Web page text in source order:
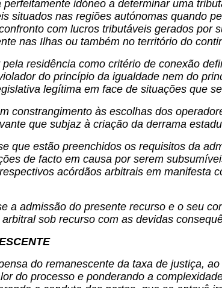
perfeitamente idóneo a determinar uma
situados nas regiões autónomas quando
com lucros tributáveis gerados por
nas Ilhas ou também no território do
residência como critério de conexão
do princípio da igualdade nem do
legítima em face de situações que
constrangimento às escolhas dos
que subjaz à criação da derrama
que estão preenchidos os requisitos da
de facto em causa por serem
acórdãos arbitrais em manifesta
a admissão do presente recurso e o seu
sob recurso com as devidas
do remanescente da taxa de justiça,
do processo e ponderando a